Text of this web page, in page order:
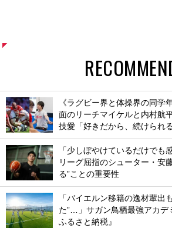
《ラグビー界と体操界の同学
面のリーチマイケルと内村航
技愛「好きだから、続けられる
「少しぼやけているだけでも
リーグ屈指のシューター・安
る”ことの重要性
「バイエルン移籍の逸材輩出
た”…」サガン鳥栖最強アカデ
ふるさと納税』